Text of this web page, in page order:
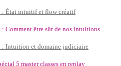
: État intuitif et flow créatif
: Comment être sûr de nos intuitions
: Intuition et domaine judiciaire
5 master classes en replay